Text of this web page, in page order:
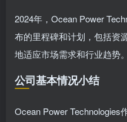
2024年，Ocean Power
布的里程碑和计划，包括资
地适应市场需求和行业趋势。
公司基本情况小结
Ocean Power Technologies